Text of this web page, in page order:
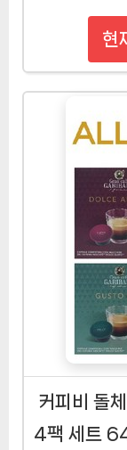
현
커피비 돌
4팩 세트